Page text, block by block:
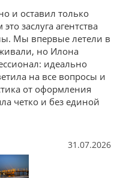
и оставил только
заслуга агентства
Мы впервые летели в
но Илона
идеально
на все вопросы и
от оформления
четко и без единой
31.07.2026